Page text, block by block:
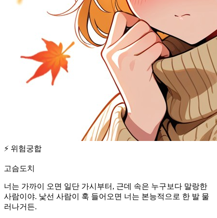
⚡ 위험궁합
고슴도치
너는 가까이 오면 일단 가시부터, 근데 속은 누구보다 말랑한
사람이야. 낯선 사람이 훅 들어오면 너는 본능적으로 한 발 물
러나거든.